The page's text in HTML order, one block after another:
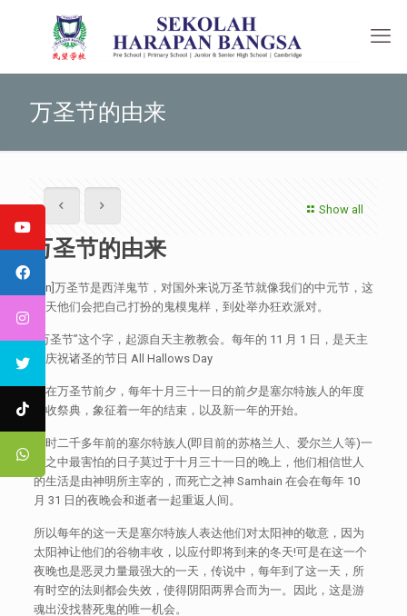
万圣节的由来
Show all
万圣节的由来
[:en]万圣节是西洋鬼节，对国外来说万圣节就像我们的中元节，这
一天他们会把自己打扮的鬼模鬼样，到处举办狂欢派对。
“万圣节”这个字，起源自天主教教会。每年的 11 月 1 日，是天主
教庆祝诸圣的节日 All Hallows Day
而在万圣节前夕，每年十月三十一日的前夕是塞尔特族人的年度
丰收祭典，象征着一年的结束，以及新一年的开始。
当时二千多年前的塞尔特族人(即目前的苏格兰人、爱尔兰人等)一
年之中最害怕的日子莫过于十月三十一日的晚上，他们相信世人
的生活是由神明所主宰的，而死亡之神 Samhain 在会在每年 10
月 31 日的夜晚会和逝者一起重返人间。
所以每年的这一天是塞尔特族人表达他们对太阳神的敬意，因为
太阳神让他们的谷物丰收，以应付即将到来的冬天!可是在这一个
夜晚也是恶灵力量最强大的一天，传说中，每年到了这一天，所
有时空的法则都会失效，使得阴阳两界合而为一。因此，这是游
魂出没找替死鬼的唯一机会。